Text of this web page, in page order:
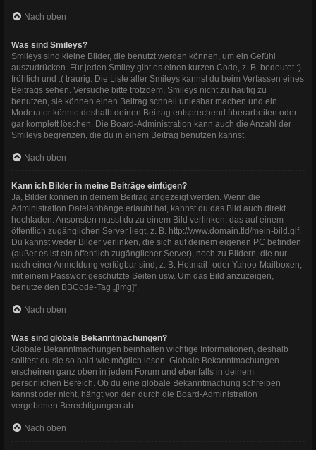
Nach oben
Was sind Smileys?
Smileys sind kleine Bilder, die benutzt werden können, um ein Gefühl
auszudrücken. Für jeden Smiley gibt es einen kurzen Code, z. B. bedeutet :)
fröhlich und :( traurig. Die Liste aller Smileys kannst du beim Verfassen eines
Beitrags sehen. Versuche bitte trotzdem, Smileys nicht zu häufig zu
benutzen, sie können einen Beitrag schnell unlesbar machen und ein
Moderator könnte deshalb deinen Beitrag entsprechend überarbeiten oder
gar komplett löschen. Die Board-Administration kann auch die Anzahl der
Smileys begrenzen, die du in einem Beitrag benutzen kannst.
Nach oben
Kann ich Bilder in meine Beiträge einfügen?
Ja, Bilder können in deinem Beitrag angezeigt werden. Wenn die
Administration Dateianhänge erlaubt hat, kannst du das Bild auch direkt
hochladen. Ansonsten musst du zu einem Bild verlinken, das auf einem
öffentlich zugänglichen Server liegt, z. B. http://www.domain.tld/mein-bild.gif.
Du kannst weder Bilder verlinken, die sich auf deinem eigenen PC befinden
(außer es ist ein öffentlich zugänglicher Server), noch zu Bildern, die nur
nach einer Anmeldung verfügbar sind, z. B. Hotmail- oder Yahoo-Mailboxen,
mit einem Passwort geschützte Seiten usw. Um das Bild anzuzeigen,
benutze den BBCode-Tag „[img]“.
Nach oben
Was sind globale Bekanntmachungen?
Globale Bekanntmachungen beinhalten wichtige Informationen, deshalb
solltest du sie so bald wie möglich lesen. Globale Bekanntmachungen
erscheinen ganz oben in jedem Forum und ebenfalls in deinem
persönlichen Bereich. Ob du eine globale Bekanntmachung schreiben
kannst oder nicht, hängt von den durch die Board-Administration
vergebenen Berechtigungen ab.
Nach oben